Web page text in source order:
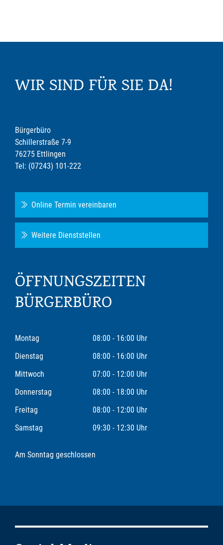
WIR SIND FÜR SIE DA!
Bürgerbüro
Schillerstraße 7-9
76275 Ettlingen
Tel: (07243) 101-222
Online Termin vereinbaren
Weitere Dienststellen
ÖFFNUNGSZEITEN
BÜRGERBÜRO
Montag
08:00 - 16:00 Uhr
Dienstag
08:00 - 16:00 Uhr
Mittwoch
07:00 - 12:00 Uhr
Donnerstag
08:00 - 18:00 Uhr
Freitag
08:00 - 12:00 Uhr
Samstag
09:30 - 12:30 Uhr
Am Sonntag geschlossen